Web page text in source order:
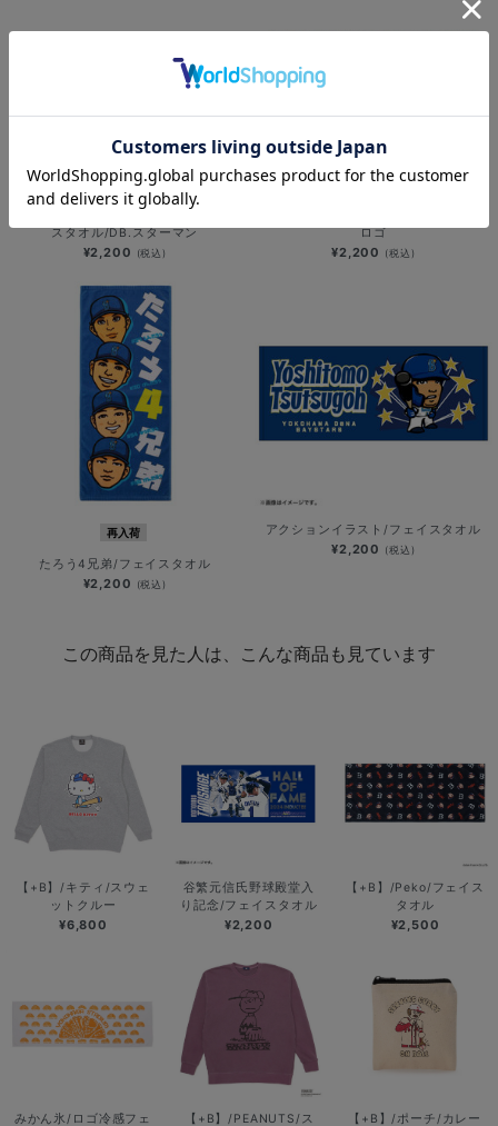
スタオル/DB.スターマン
¥2,200 (税込)
ロゴ
¥2,200 (税込)
再入荷
たろう4兄弟/フェイスタオル
¥2,200 (税込)
アクションイラスト/フェイスタオル
¥2,200 (税込)
この商品を見た人は、こんな商品も見ています
【+B】/キティ/スウェ
ットクルー
¥6,800
谷繁元信氏野球殿堂入
り記念/フェイスタオル
¥2,200
【+B】/Peko/フェイス
タオル
¥2,500
みかん氷/ロゴ冷感フェ
【+B】/PEANUTS/ス
【+B】/ポーチ/カレー